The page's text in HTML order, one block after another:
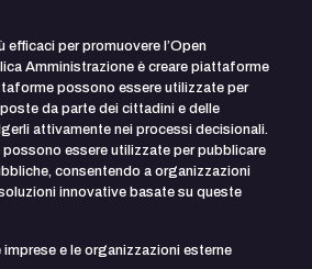
efficaci per promuovere l’Open
Amministrazione è creare piattaforme
possono essere utilizzate per
da parte dei cittadini e delle
attivamente nei processi decisionali.
essere utilizzate per pubblicare
consentendo a organizzazioni
innovative basate su queste
e le organizzazioni esterne